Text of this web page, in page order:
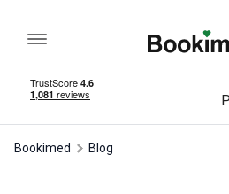
Bookimed Blog